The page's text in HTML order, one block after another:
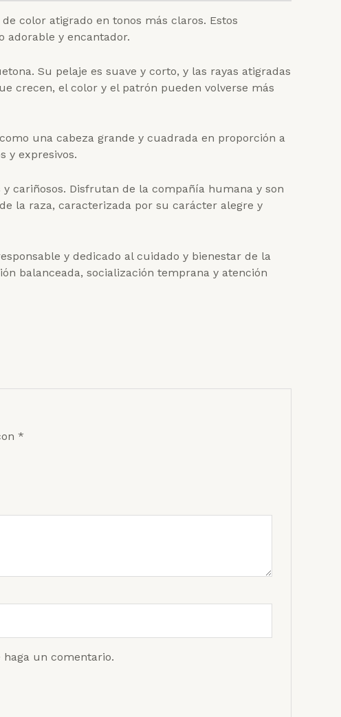
color atigrado en tonos más claros. Estos
adorable y encantador.
Su pelaje es suave y corto, y las rayas atigradas
crecen, el color y el patrón pueden volverse más
una cabeza grande y cuadrada en proporción a
y expresivos.
cariñosos. Disfrutan de la compañía humana y son
la raza, caracterizada por su carácter alegre y
y dedicado al cuidado y bienestar de la
balanceada, socialización temprana y atención
*
un comentario.